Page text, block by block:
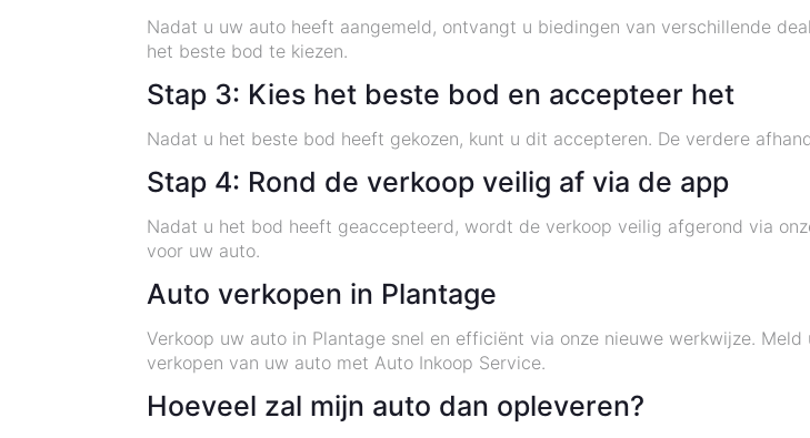
Nadat u uw auto heeft aangemeld, ontvangt u biedingen van verschillende
het beste bod te kiezen.
Stap 3: Kies het beste bod en accepteer het
Nadat u het beste bod heeft gekozen, kunt u dit accepteren. De verdere
Stap 4: Rond de verkoop veilig af via de app
Nadat u het bod heeft geaccepteerd, wordt de verkoop veilig afgerond via
voor uw auto.
Auto verkopen in Plantage
Verkoop uw auto in Plantage snel en efficiënt via onze nieuwe werkwijze.
verkopen van uw auto met Auto Inkoop Service.
Hoeveel zal mijn auto dan opleveren?